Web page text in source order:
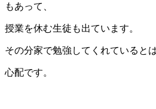
もあって、
授業を休む生徒も出ています。
その分家で勉強してくれていると
心配です。